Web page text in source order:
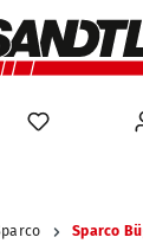
Sparco